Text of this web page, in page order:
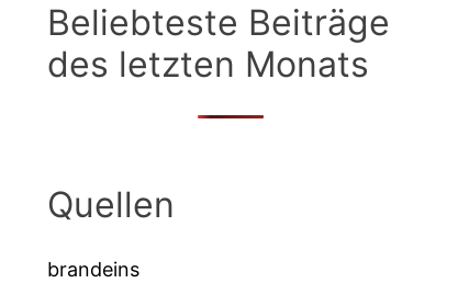
Beliebteste Beiträge
des letzten Monats
Quellen
brandeins